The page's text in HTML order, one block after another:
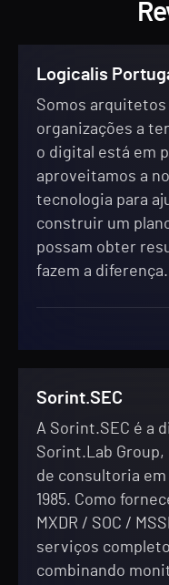
Logicalis
Somos arquitetos
organizações a
o digital está em
aproveitamos a
tecnologia para
construir um
possam obter
fazem a diferença.
Sorint.SEC
A Sorint.SEC é a
Sorint.Lab
de consultoria em
1985. Como
MXDR / SOC /
serviços
combinando